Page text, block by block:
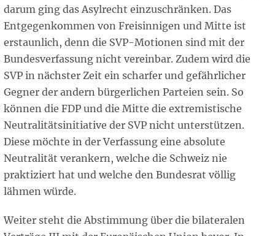
darum ging das Asylrecht einzuschränken. Das
Entgegenkommen von Freisinnigen und Mitte ist
erstaunlich, denn die SVP-Motionen sind mit der
Bundesverfassung nicht vereinbar. Zudem wird die
SVP in nächster Zeit ein scharfer und gefährlicher
Gegner der andern bürgerlichen Parteien sein. So
können die FDP und die Mitte die extremistische
Neutralitätsinitiative der SVP nicht unterstützen.
Diese möchte in der Verfassung eine absolute
Neutralität verankern, welche die Schweiz nie
praktiziert hat und welche den Bundesrat völlig
lähmen würde.
Weiter steht die Abstimmung über die bilateralen